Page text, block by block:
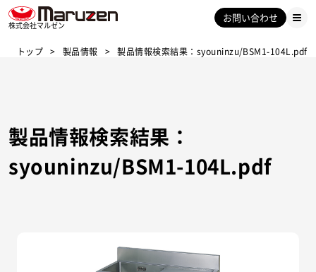
株式会社マルゼン
お問い合わせ
トップ 製品情報 製品情報検索結果：syouninzu/BSM1-104L.pdf
製品情報検索結果：
syouninzu/BSM1-104L.pdf